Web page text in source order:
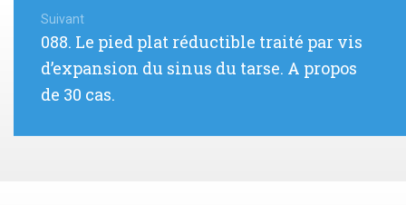
de
l’article
Suivant
Article
:
088. Le pied plat réductible traité par vis
d’expansion du sinus du tarse. A propos
de 30 cas.